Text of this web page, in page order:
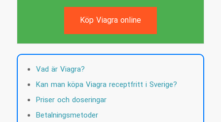
Köp Viagra online
Vad är Viagra?
Kan man köpa Viagra receptfritt i Sverige?
Priser och doseringar
Betalningsmetoder